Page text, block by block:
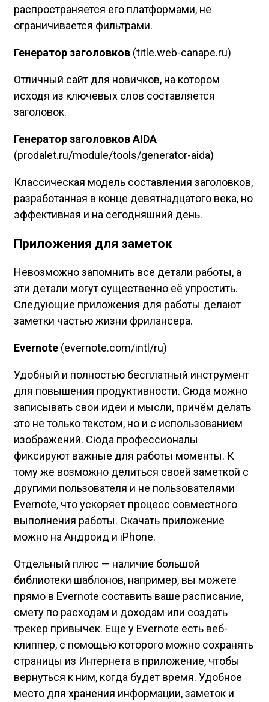
распространяется его платформами, не
ограничивается фильтрами.
Генератор заголовков (title.web-canape.ru)
Отличный сайт для новичков, на котором
исходя из ключевых слов составляется
заголовок.
Генератор заголовков AIDA
(prodalet.ru/module/tools/generator-aida)
Классическая модель составления заголовков,
разработанная в конце девятнадцатого века, но
эффективная и на сегодняшний день.
Приложения для заметок
Невозможно запомнить все детали работы, а
эти детали могут существенно её упростить.
Следующие приложения для работы делают
заметки частью жизни фрилансера.
Evernote (evernote.com/intl/ru)
Удобный и полностью бесплатный инструмент
для повышения продуктивности. Сюда можно
записывать свои идеи и мысли, причём делать
это не только текстом, но и с использованием
изображений. Сюда профессионалы
фиксируют важные для работы моменты. К
тому же возможно делиться своей заметкой с
другими пользователя и не пользователями
Evernote, что ускоряет процесс совместного
выполнения работы. Скачать приложение
можно на Андроид и iPhone.
Отдельный плюс — наличие большой
библиотеки шаблонов, например, вы можете
прямо в Evernote составить ваше расписание,
смету по расходам и доходам или создать
трекер привычек. Еще у Evernote есть веб-
клиппер, с помощью которого можно сохранять
страницы из Интернета в приложение, чтобы
вернуться к ним, когда будет время. Удобное
место для хранения информации, заметок и